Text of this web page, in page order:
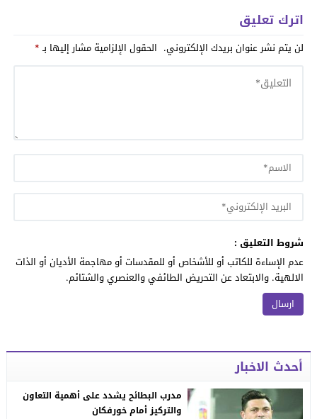
اترك تعليق
لن يتم نشر عنوان بريدك الإلكتروني. الحقول الإلزامية مشار إليها بـ*
شروط التعليق :
عدم الإساءة للكاتب أو للأشخاص أو للمقدسات أو مهاجمة الأديان أو الذات
الالهية. والابتعاد عن التحريض الطائفي والعنصري والشتائم.
أحدث الاخبار
مدرب البطائح يشدد على أهمية التعاون
والتركيز أمام خورفكان